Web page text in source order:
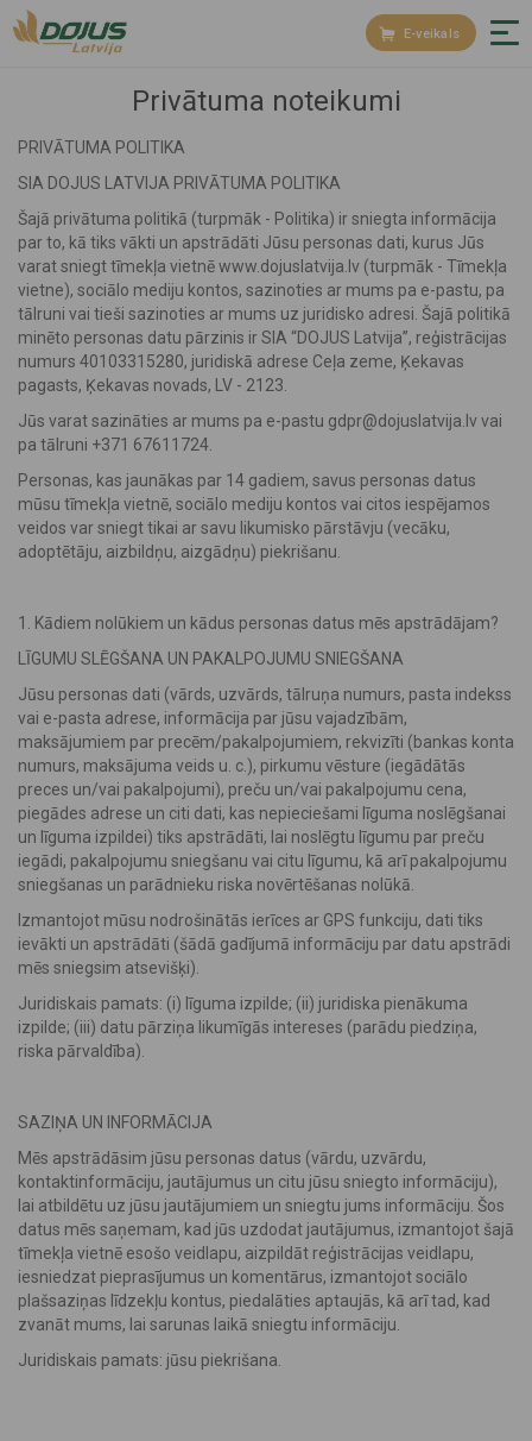
E-veikals
Privātuma noteikumi
PRIVĀTUMA POLITIKA
SIA DOJUS LATVIJA PRIVĀTUMA POLITIKA
Šajā privātuma politikā (turpmāk - Politika) ir sniegta informācija
par to, kā tiks vākti un apstrādāti Jūsu personas dati, kurus Jūs
varat sniegt tīmekļa vietnē www.dojuslatvija.lv (turpmāk - Tīmekļa
vietne), sociālo mediju kontos, sazinoties ar mums pa e-pastu, pa
tālruni vai tieši sazinoties ar mums uz juridisko adresi. Šajā politikā
minēto personas datu pārzinis ir SIA “DOJUS Latvija”, reģistrācijas
numurs 40103315280, juridiskā adrese Ceļa zeme, Ķekavas
pagasts, Ķekavas novads, LV - 2123.
Jūs varat sazināties ar mums pa e-pastu gdpr@dojuslatvija.lvvai
pa tālruni +371 67611724.
Personas, kas jaunākas par 14 gadiem, savus personas datus
mūsu tīmekļa vietnē, sociālo mediju kontos vai citos iespējamos
veidos var sniegt tikai ar savu likumisko pārstāvju (vecāku,
adoptētāju, aizbildņu, aizgādņu) piekrišanu.
1. Kādiem nolūkiem un kādus personas datus mēs apstrādājam?
LĪGUMU SLĒGŠANA UN PAKALPOJUMU SNIEGŠANA
Jūsu personas dati (vārds, uzvārds, tālruņa numurs, pasta indekss
vai e-pasta adrese, informācija par jūsu vajadzībām,
maksājumiem par precēm/pakalpojumiem, rekvizīti (bankas konta
numurs, maksājuma veids u. c.), pirkumu vēsture (iegādātās
preces un/vai pakalpojumi), preču un/vai pakalpojumu cena,
piegādes adrese un citi dati, kas nepieciešami līguma noslēgšanai
un līguma izpildei) tiks apstrādāti, lai noslēgtu līgumu par preču
iegādi, pakalpojumu sniegšanu vai citu līgumu, kā arī pakalpojumu
sniegšanas un parādnieku riska novērtēšanas nolūkā.
Izmantojot mūsu nodrošinātās ierīces ar GPS funkciju, dati tiks
ievākti un apstrādāti (šādā gadījumā informāciju par datu apstrādi
mēs sniegsim atsevišķi).
Juridiskais pamats: (i) līguma izpilde; (ii) juridiska pienākuma
izpilde; (iii) datu pārziņa likumīgās intereses (parādu piedziņa,
riska pārvaldība).
SAZIŅA UN INFORMĀCIJA
Mēs apstrādāsim jūsu personas datus (vārdu, uzvārdu,
kontaktinformāciju, jautājumus un citu jūsu sniegto informāciju),
lai atbildētu uz jūsu jautājumiem un sniegtu jums informāciju. Šos
datus mēs saņemam, kad jūs uzdodat jautājumus, izmantojot šajā
tīmekļa vietnē esošo veidlapu, aizpildāt reģistrācijas veidlapu,
iesniedzat pieprasījumus un komentārus, izmantojot sociālo
plašsaziņas līdzekļu kontus, piedalāties aptaujās, kā arī tad, kad
zvanāt mums, lai sarunas laikā sniegtu informāciju.
Juridiskais pamats: jūsu piekrišana.